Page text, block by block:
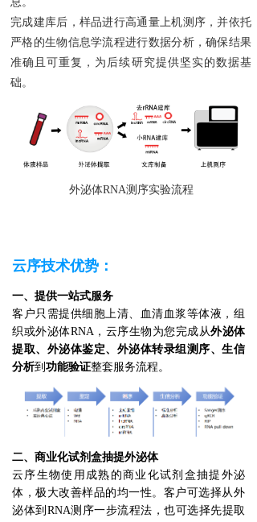
完成建库后，样品进行高通量上机测序，并依托
严格的生物信息学流程进行数据分析，确保结果
准确且可重复，为后续研究提供坚实的数据基
础。
外泌体RNA测序实验流程
云序技术优势：
一、提供一站式服务
客户只需提供细胞上清、血清血浆等体液，组
织或外泌体RNA，云序生物为您完成从外泌体
提取、外泌体鉴定、 外泌体转录组测序、生信
分析到 功能验证整套服务流程。
二、商业化试剂盒抽提外泌体
云序生物使用成熟的商业化试剂盒抽提外泌
体，极大改善样品的均一性。客户可选择从外
泌体到RNA测序一步流程法，也可选择先提取